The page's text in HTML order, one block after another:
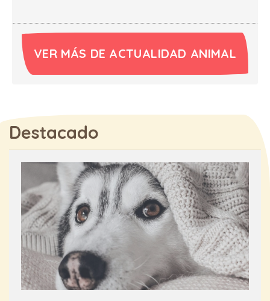
VER MÁS DE ACTUALIDAD ANIMAL
Destacado